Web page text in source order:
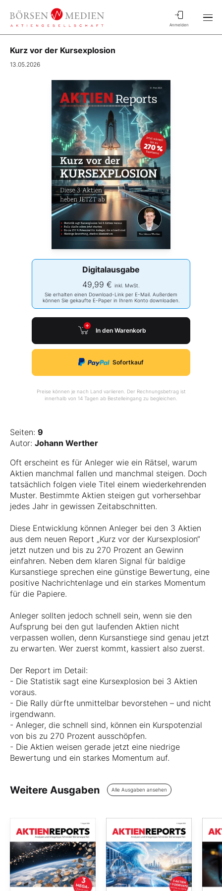
Anmelden
Kurz vor der Kursexplosion
13.05.2026
Digitalausgabe
49,99 € inkl. MwSt.
Sie erhalten einen Download-Link per E-Mail. Außerdem
können Sie gekaufte E-Paper in Ihrem Konto downloaden.
In den Warenkorb
Sofortkauf
Preise können je nach Land variieren. Der Rechnungsbetrag ist
innerhalb von 14 Tagen ab Bestelleingang zu begleichen.
Seiten: 9
Autor: Johann Werther
Oft erscheint es für Anleger wie ein Rätsel, warum
Aktien manchmal fallen und manchmal steigen. Doch
tatsächlich folgen viele Titel einem wiederkehrenden
Muster. Bestimmte Aktien steigen gut vorhersehbar
jedes Jahr in gewissen Zeitabschnitten.
Diese Entwicklung können Anleger bei den 3 Aktien
aus dem neuen Report „Kurz vor der Kursexplosion“
jetzt nutzen und bis zu 270 Prozent an Gewinn
einfahren. Neben dem klaren Signal für baldige
Kursanstiege sprechen eine günstige Bewertung, eine
positive Nachrichtenlage und ein starkes Momentum
für die Papiere.
Anleger sollten jedoch schnell sein, wenn sie den
Aufsprung bei den gut laufenden Aktien nicht
verpassen wollen, denn Kursanstiege sind genau jetzt
zu erwarten. Wer zuerst kommt, kassiert also zuerst.
Der Report im Detail:
- Die Statistik sagt eine Kursexplosion bei 3 Aktien
voraus.
- Die Rally dürfte unmittelbar bevorstehen – und nicht
irgendwann.
- Anleger, die schnell sind, können ein Kurspotenzial
von bis zu 270 Prozent ausschöpfen.
- Die Aktien weisen gerade jetzt eine niedrige
Bewertung und ein starkes Momentum auf.
Weitere Ausgaben Alle Ausgaben ansehen